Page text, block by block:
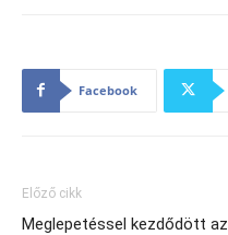
Facebook
Előző cikk
Meglepetéssel kezdődött az